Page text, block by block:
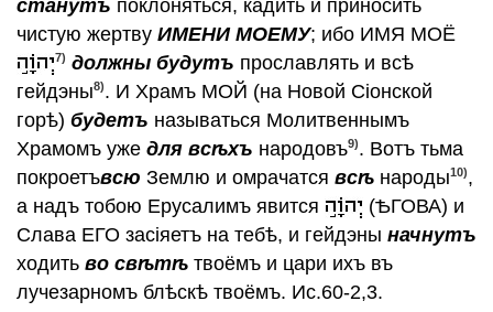
Всевѣчное Благовѣстiе
Вопросъ ко Всемiрному Свѣтителю
Чудо-Книжка
Объявка, что появилась на Свѣтѣ Чудо-
Книжка
Открытiе Тайнъ на Сей Планетѣ
Ура и Аллилуiя
Призывъ всѣхъ людей къ безсмертiю
Призывъ всѣхъ смертныхъ людей къ
безсмертiю
Разрушенiе всѣхъ вѣръ
станутъ поклоняться, кадить и приносить
чистую жертву ИМЕНИ МОЕМУ; ибо ИМЯ МОЁ
7) должны будутъ прославлять и всѣ
гейдэны8). И Храмъ МОЙ (на Новой Сiонской
горѣ) будетъ называться Молитвеннымъ
Храмомъ уже для всѣхъ народовъ9). Вотъ тьма
покроетъвсю Землю и омрачатся всѣ народы10),
а надъ тобою Ерусалимъ явится
(ѢГОВА) и
Слава ЕГО засiяетъ на тебѣ, и гейдэны начнутъ
ходить во свѣтѣ твоёмъ и цари ихъ въ
лучезарномъ блѣскѣ твоёмъ. Ис.60-2,3.